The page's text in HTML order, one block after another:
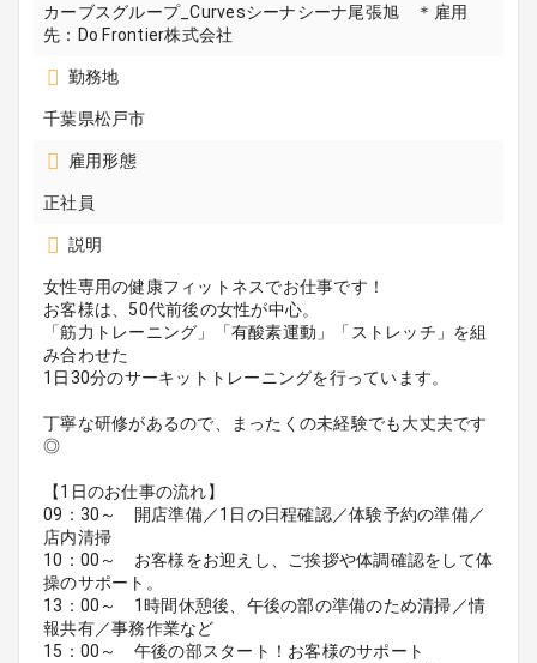
カーブスグループ_Curvesシーナシーナ尾張旭 ＊雇用
先：Do Frontier株式会社
勤務地
千葉県松戸市
雇用形態
正社員
説明
女性専用の健康フィットネスでお仕事です！
お客様は、50代前後の女性が中心。
「筋力トレーニング」「有酸素運動」「ストレッチ」を組
み合わせた
1日30分のサーキットトレーニングを行っています。
丁寧な研修があるので、まったくの未経験でも大丈夫です
◎
【1日のお仕事の流れ】
09：30～ 開店準備／1日の日程確認／体験予約の準備／
店内清掃
10：00～ お客様をお迎えし、ご挨拶や体調確認をして体
操のサポート。
13：00～ 1時間休憩後、午後の部の準備のため清掃／情
報共有／事務作業など
15：00～ 午後の部スタート！お客様のサポート